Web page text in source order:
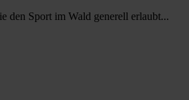
den Sport im Wald generell erlaubt...